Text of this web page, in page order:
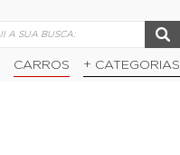
CARROS + CATEGORIAS